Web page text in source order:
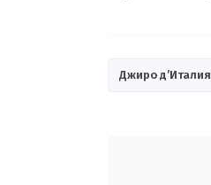
Джиро д’Италия